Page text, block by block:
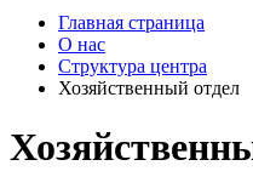
Главная страница
О нас
Структура центра
Хозяйственный отдел